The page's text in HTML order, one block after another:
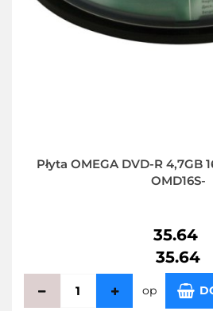
Płyta OMEGA DVD-R 4,7GB
OMD16S-
35.64
35.64
op